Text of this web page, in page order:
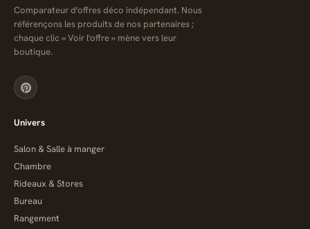
Comparateur d'offres déco indépendant. Nous
référençons les produits de nos partenaires ;
chaque clic « Voir l'offre » mène vers leur
boutique.
Univers
Salon & Salle à manger
Chambre
Rideaux & Stores
Bureau
Rangement